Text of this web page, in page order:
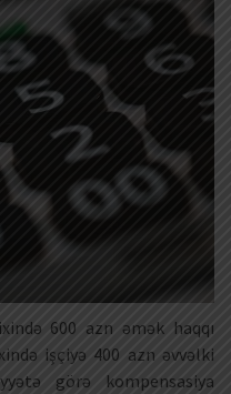
600 azn əmək haqqı
işçiyə 400 azn əvvəlki
görə kompensasiya